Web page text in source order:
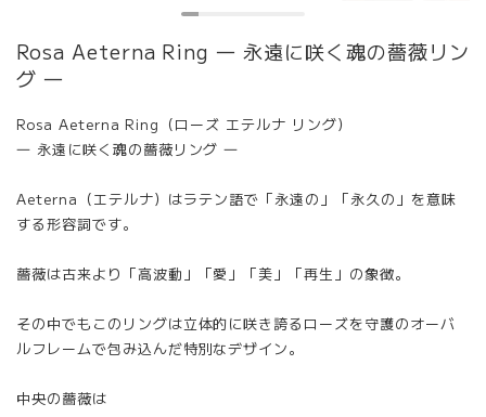
Rosa Aeterna Ring ― 永遠に咲く魂の薔薇リン
グ ―
Rosa Aeterna Ring（ローズ エテルナ リング）
― 永遠に咲く魂の薔薇リング ―
Aeterna（エテルナ）はラテン語で「永遠の」「永久の」を意味
する形容詞です。
薔薇は古来より「高波動」「愛」「美」「再生」の象徴。
その中でもこのリングは立体的に咲き誇るローズを守護のオーバ
ルフレームで包み込んだ特別なデザイン。
中央の薔薇は